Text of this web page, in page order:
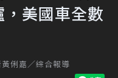
美國車全數
俐嘉／綜合報導